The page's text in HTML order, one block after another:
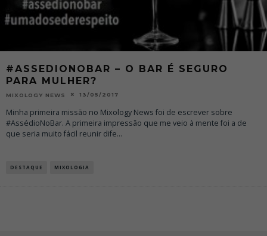
#ASSEDIONOBAR – O BAR É SEGURO
PARA MULHER?
MIXOLOGY NEWS 13/05/2017
Minha primeira missão no Mixology News foi de escrever sobre
#AssédioNoBar. A primeira impressão que me veio à mente foi a de
que seria muito fácil reunir dife...
DESTAQUE MIXOLOGIA